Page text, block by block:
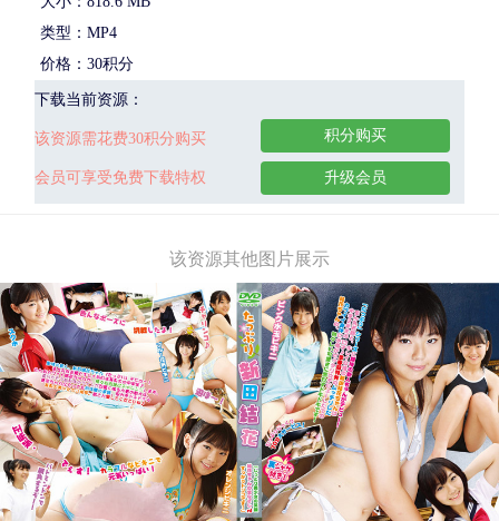
类型：MP4
价格：30积分
下载当前资源：
该资源需花费30积分购买
会员可享受免费下载特权
积分购买
升级会员
该资源其他图片展示